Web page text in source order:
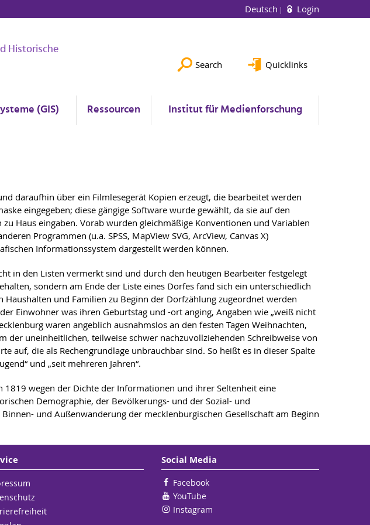
Deutsch Login
Historische
Search Quicklinks
(GIS) Ressourcen Institut für Medienforschung
daraufhin über ein Filmlesegerät Kopien erzeugt, die bearbeitet werden
eingegeben; diese gängige Software wurde gewählt, da sie auf den
Haus eingaben. Vorab wurden gleichmäßige Konventionen und Variablen
Programmen (u.a. SPSS, MapView SVG, ArcView, Canvas X)
Informationssystem dargestellt werden können.
in den Listen vermerkt sind und durch den heutigen Bearbeiter festgelegt
sondern am Ende der Liste eines Dorfes fand sich ein unterschiedlich
und Familien zu Beginn der Dorfzählung zugeordnet werden
Einwohner was ihren Geburtstag und -ort anging, Angaben wie „weiß nicht
waren angeblich ausnahmslos an den festen Tagen Weihnachten,
der uneinheitlichen, teilweise schwer nachzuvollziehenden Schreibweise von
auf, die als Rechengrundlage unbrauchbar sind. So heißt es in dieser Spalte
und „seit mehreren Jahren“.
wegen der Dichte der Informationen und ihrer Seltenheit eine
Demographie, der Bevölkerungs- und der Sozial- und
und Außenwanderung der mecklenburgischen Gesellschaft am Beginn
Social Media
Facebook
YouTube
Instagram